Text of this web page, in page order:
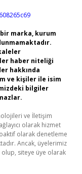
marka, kurum
haber niteliği
hakkında
ve kişiler ile isim
bilgiler
ve İletişim
olarak hizmet
olarak denetleme
Ancak, üyelerimiz
olup, siteye üye olarak